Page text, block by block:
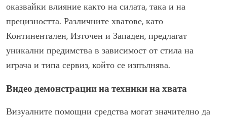
оказвайки влияние както на силата, така и на
прецизността. Различните хватове, като
Континентален, Източен и Западен, предлагат
уникални предимства в зависимост от стила на
играча и типа сервиз, който се изпълнява.
Видео демонстрации на техники на хвата
Визуалните помощни средства могат значително да